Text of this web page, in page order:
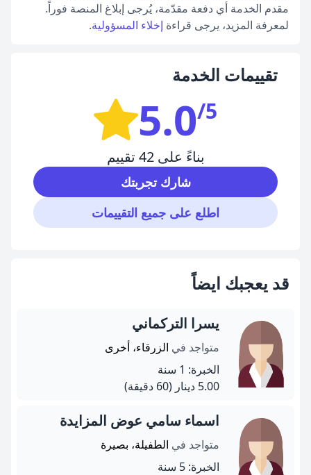
مقدم الخدمة أي دفعة مقدّمة، يُرجى إبلاغ المنصة فوراً.
لمعرفة المزيد، يرجى قراءة إخلاء المسؤولية.
تقييمات الخدمة
5.0/5
بناءً على 42 تقييم
شارك تجربتك
اطلع على جميع التقييمات
قد يعجبك ايضاً
يسرا التركماني
متواجد في الزرقاء، أخرى
الخبرة: 1 سنة
5.00 دينار
(60 دقيقة)
اسماء سامي عوض المزايدة
متواجد في الطفيلة، بصيرة
الخبرة: 5 سنة